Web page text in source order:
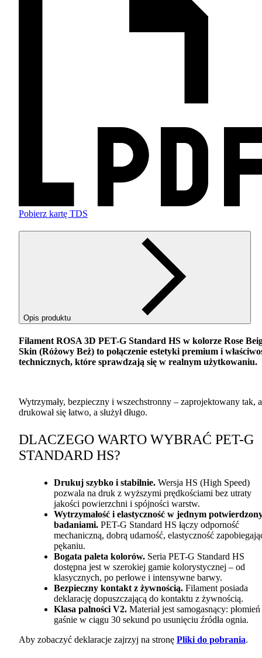
Pobierz kartę TDS
Opis produktu
Filament ROSA 3D PET-G Standard HS w kolorze Rose
Skin (Różowy Beż) to połączenie estetyki premium i
technicznych, które sprawdzają się w realnym użytkowaniu.
Wytrzymały, bezpieczny i wszechstronny – zaprojektowany tak,
drukował się łatwo, a służył długo.
DLACZEGO WARTO WYBRAĆ PET-G
STANDARD HS?
Drukuj szybko i stabilnie. Wersja HS (High Speed)
pozwala na druk z wyższymi prędkościami bez utraty
jakości powierzchni i spójności warstw.
Wytrzymałość i elastyczność w jednym
badaniami. PET-G Standard HS łączy odporność
mechaniczną, dobrą udarność, elastyczność
pękaniu.
Bogata paleta kolorów. Seria PET-G Standard HS
dostępna jest w szerokiej gamie kolorystycznej – od
klasycznych, po perłowe i intensywne barwy.
Bezpieczny kontakt z żywnością. Filament posiada
deklarację dopuszczającą do kontaktu z żywnością.
Klasa palności V2. Materiał jest samogasnący: płomień
gaśnie w ciągu 30 sekund po usunięciu źródła ognia.
Aby zobaczyć deklaracje zajrzyj na stronę Pliki do pobrania.